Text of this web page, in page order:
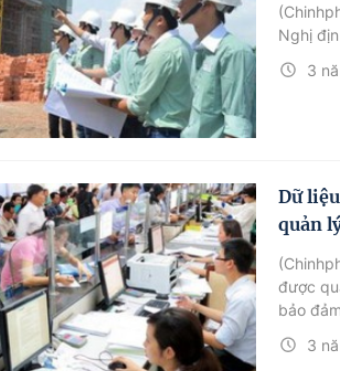
3
Nghị
Dữ
quản
3
được
bảo